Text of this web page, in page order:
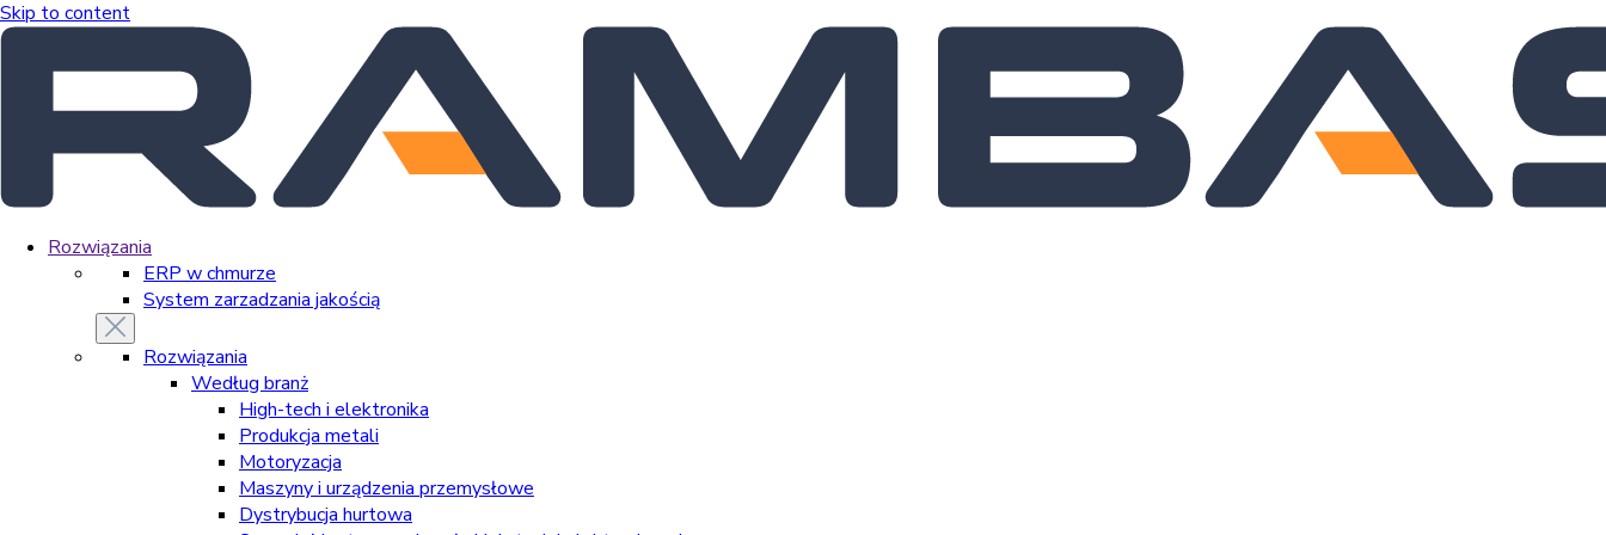
Skip to content
Rozwiązania
ERP w chmurze
System zarzadzania jakością
Rozwiązania
Według branż
High-tech i elektronika
Produkcja metali
Motoryzacja
Maszyny i urządzenia przemysłowe
Dystrybucja hurtowa